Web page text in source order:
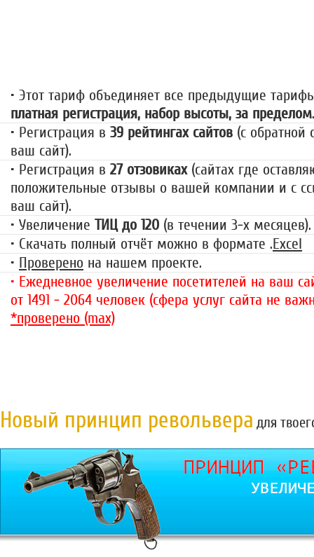
• Этот тариф объединяет все предыдущие
платная регистрация, набор высоты, за пределом.
• Регистрация в 39 рейтингах сайтов (с обратной
ваш сайт).
• Регистрация в 27 отзовиках(сайтах где
положительные отзывы о вашей компании и с
ваш сайт).
• Увеличение ТИЦ до 120 (в течении 3-х месяцев).
• Скачать полный отчёт можно в формате .Excel
• Проверено на нашем проекте.
• Ежедневное увеличение посетителей на ваш
от 1491 - 2064 человек (сфера услуг сайта не
*проверено (max)
Новый принцип револьвера для